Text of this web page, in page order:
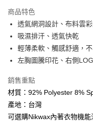
悠遊付
Google Pay
全盈+PAY
相關說明
【關於「AFTEE先享後付」】
AFTEE先享後付是「在收到商
１．簡單：不需註冊會員、不
ATM付款
貨到付款
商品特色
透氣網洞設計、布料雲
吸濕排汗、透氣快乾
輕薄柔軟、觸感舒適，
左胸圖騰印花、右側
銷售重點
材質：92% Polyester 8%
產地：台灣
可選購Nikwax內著衣物機